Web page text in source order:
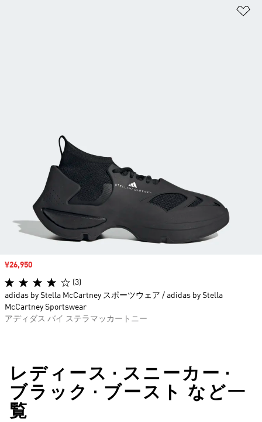
セール価格
¥26,950
(3)
adidas by Stella McCartney スポーツウェア / adidas by Stella
McCartney Sportswear
アディダス バイ ステラマッカートニー
レディース • スニーカー •
ブラック • ブースト など一
覧